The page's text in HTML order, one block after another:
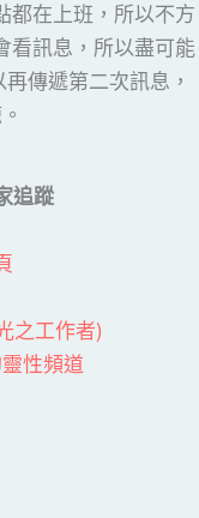
都在上班，所以不方
看訊息，所以盡可能
傳遞第二次訊息，
追蹤
之工作者)​
性頻道